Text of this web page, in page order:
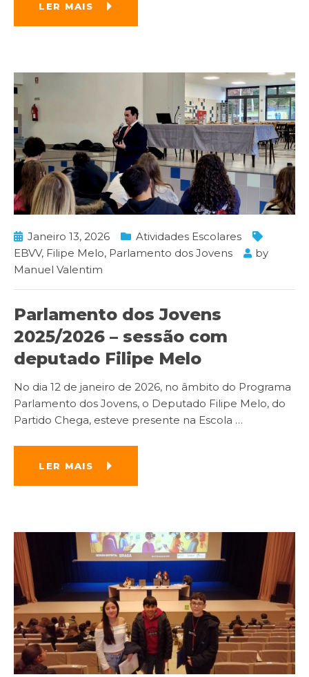
LER MAIS
Janeiro 13, 2026
Atividades Escolares
EBVV, Filipe Melo, Parlamento dos Jovens
by
Manuel Valentim
Parlamento dos Jovens
2025/2026 – sessão com
deputado Filipe Melo
No dia 12 de janeiro de 2026, no âmbito do Programa
Parlamento dos Jovens, o Deputado Filipe Melo, do
Partido Chega, esteve presente na Escola …
LER MAIS